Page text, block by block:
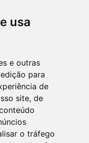
usa
e outras
para
de
site, de
o tráfego
em qualquer
árvore! Leia mais